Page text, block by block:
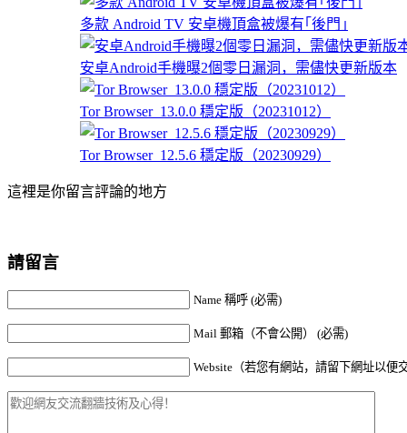
多款 Android TV 安卓機頂盒被爆有｢後門｣
安卓Android手機曝2個零日漏洞，需儘快更新版本
Tor Browser_13.0.0 穩定版（20231012）
Tor Browser_12.5.6 穩定版（20230929）
這裡是你留言評論的地方
請留言
Name 稱呼 (必需)
Mail 郵箱（不會公開） (必需)
Website（若您有網站，請留下網址以便